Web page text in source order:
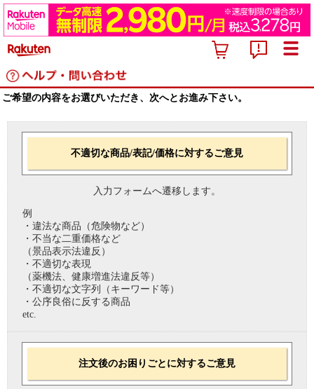
ご希望の内容をお選びいただき、次へとお進み下さい。
不適切な商品/表記/価格に対するご意見
入力フォームへ遷移します。
例
・違法な商品（危険物など）
・不当な二重価格など
（景品表示法違反）
・不適切な表現
（薬機法、健康増進法違反等）
・不適切な文字列（キーワード等）
・公序良俗に反する商品
etc.
注文後のお困りごとに対するご意見